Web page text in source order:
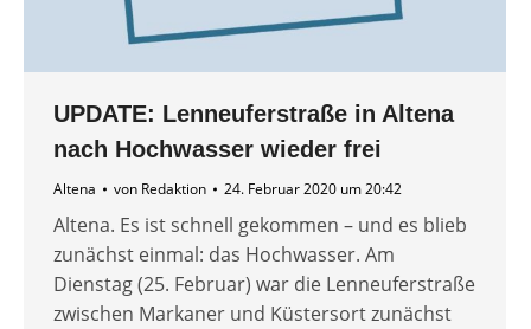
UPDATE: Lenneuferstraße in Altena
nach Hochwasser wieder frei
Altena von Redaktion 24. Februar 2020 um 20:42
Altena. Es ist schnell gekommen – und es blieb
zunächst einmal: das Hochwasser. Am
Dienstag (25. Februar) war die Lenneuferstraße
zwischen Markaner und Küstersort zunächst